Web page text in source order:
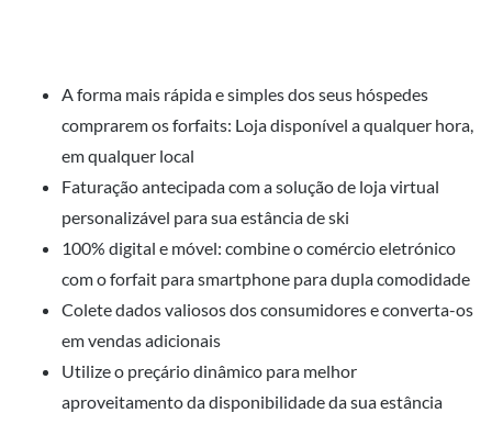
A forma mais rápida e simples dos seus hóspedes
comprarem os forfaits: Loja disponível a qualquer hora,
em qualquer local
Faturação antecipada com a solução de loja virtual
personalizável para sua estância de ski
100% digital e móvel: combine o comércio eletrónico
com o forfait para smartphone para dupla comodidade
Colete dados valiosos dos consumidores e converta-os
em vendas adicionais
Utilize o preçário dinâmico para melhor
aproveitamento da disponibilidade da sua estância